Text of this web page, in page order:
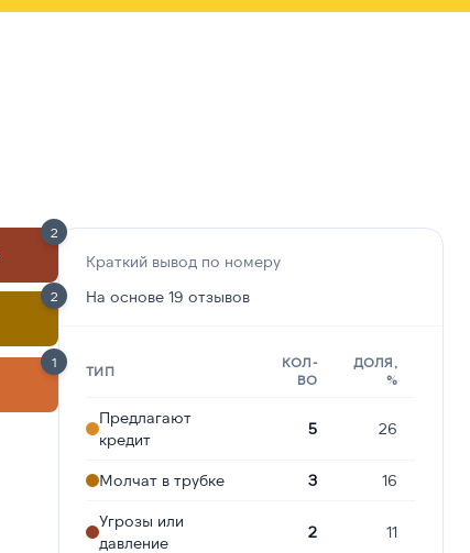
2
2
1
Краткий вывод по номеру
На основе 19 отзывов
ТИП
КОЛ-
ВО
ДОЛЯ,
%
Предлагают
кредит
5 26
Молчат в трубке 3 16
Угрозы или
давление
2 11